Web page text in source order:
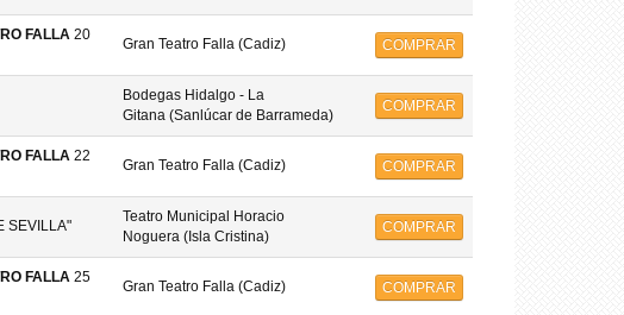
FALLA 20
Gran Teatro Falla (Cadiz) COMPRAR
Bodegas Hidalgo - La
Gitana (Sanlúcar de Barrameda)
COMPRAR
FALLA 22
Gran Teatro Falla (Cadiz) COMPRAR
SEVILLA"
Teatro Municipal Horacio
Noguera (Isla Cristina)
COMPRAR
FALLA 25
Gran Teatro Falla (Cadiz) COMPRAR